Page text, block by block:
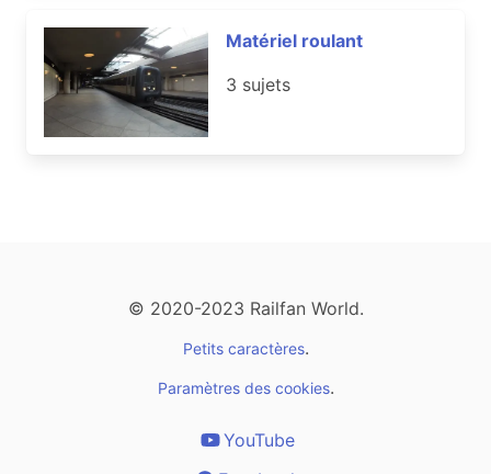
Matériel roulant
3 sujets
© 2020-2023 Railfan World.
Petits caractères.
Paramètres des cookies.
YouTube